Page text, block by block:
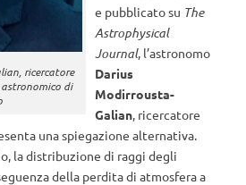
ricercatore
di
e pubblicato su The
Astrophysical
Journal, l’astronomo
Darius
Modirrousta-
Galian, ricercatore
una spiegazione alternativa.
la distribuzione di raggi degli
della perdita di atmosfera a